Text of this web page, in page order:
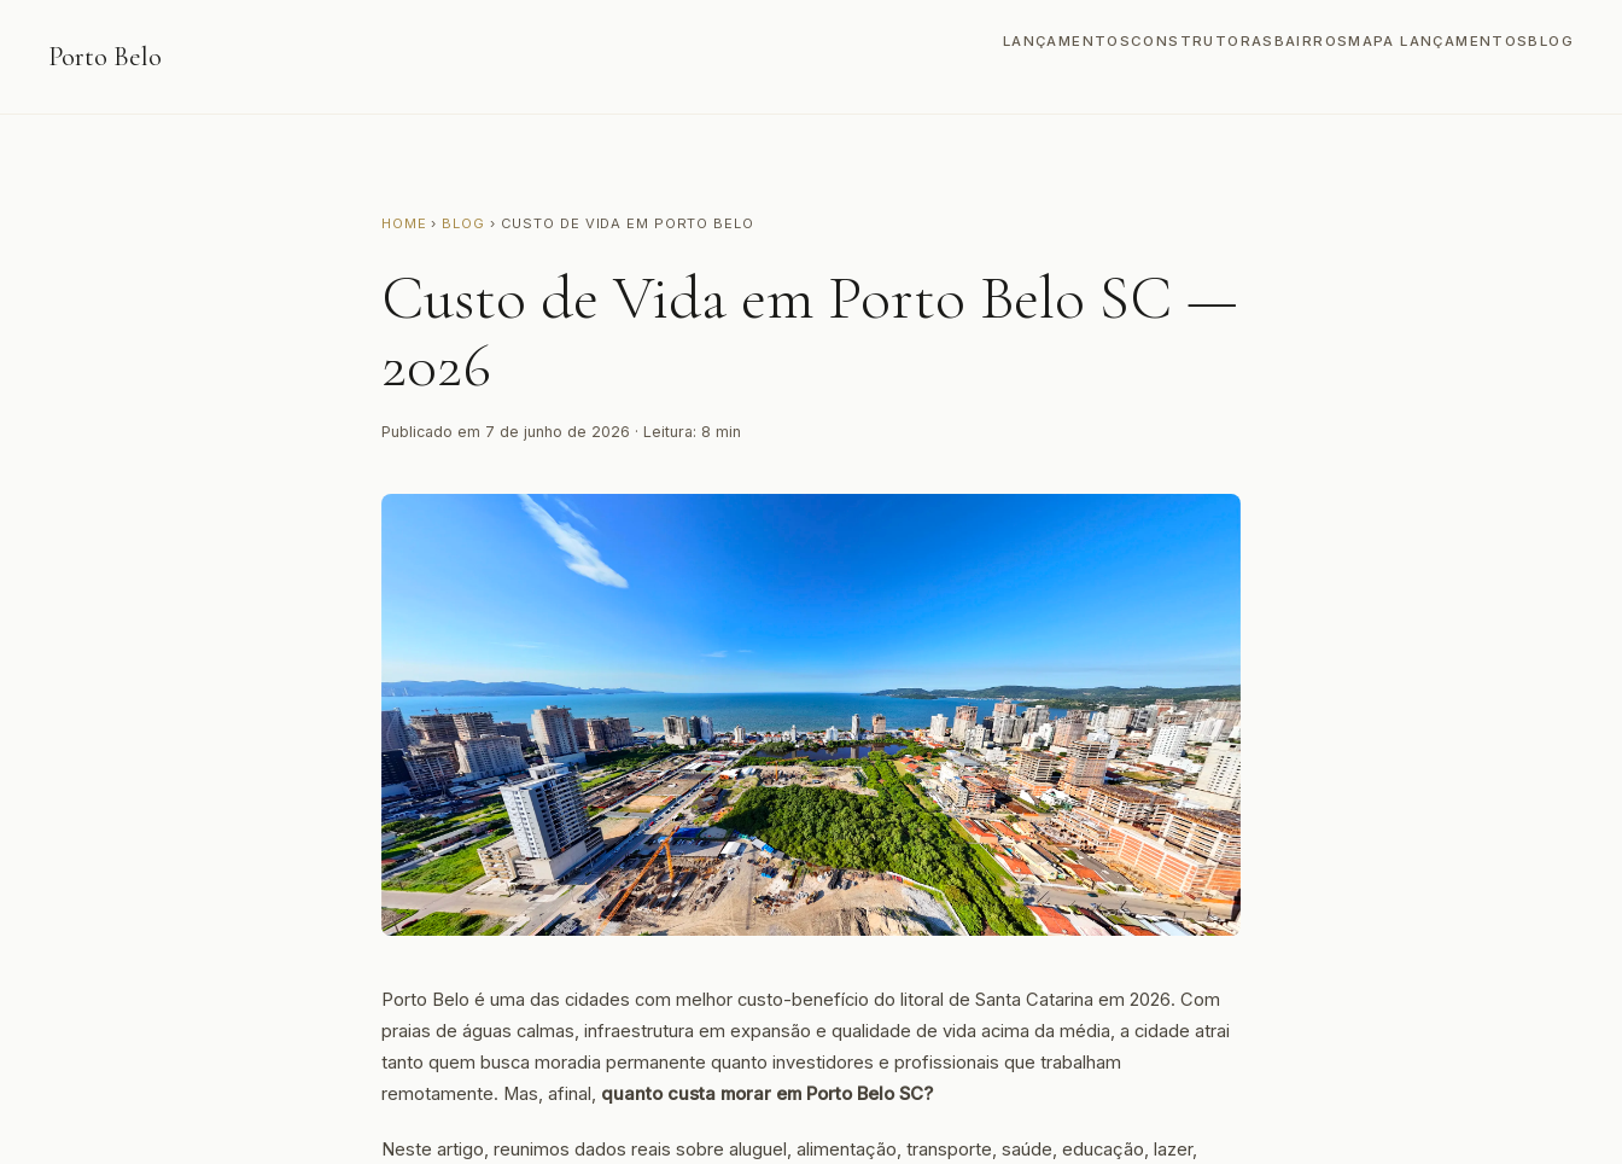
Porto Belo LANÇAMENTOSCONSTRUTORAS BAIRROSMAPA LANÇAMENTOSBLOG
HOME › BLOG › CUSTO DE VIDA EM PORTO BELO
Custo de Vida em Porto Belo SC —
2026
Publicado em 7 de junho de 2026 · Leitura: 8 min
Porto Belo é uma das cidades com melhor custo-benefício do litoral de Santa Catarina em 2026. Com
praias de águas calmas, infraestrutura em expansão e qualidade de vida acima da média, a cidade atrai
tanto quem busca moradia permanente quanto investidores e profissionais que trabalham
remotamente. Mas, afinal, quanto custa morar em Porto Belo SC?
Neste artigo, reunimos dados reais sobre aluguel, alimentação, transporte, saúde, educação, lazer,